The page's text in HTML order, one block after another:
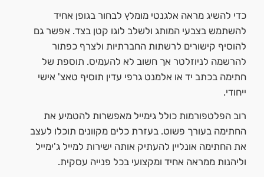
כדי להשיג מראה אלגנטי מומלץ לבחור בגופן אחיד
להשתמש בצבעי המותג ולשלב לוגו קטן בצד. אפשר גם
להוסיף קישורים לרשתות החברתיות ולצרף כפתור
להרשמה לניוזלטר אך חשוב לא להעמיס. תוספת של
חתימה בכתב יד או אלמנט גרפי עדין תוסיף טאצ' אישי
ייחודי.
רוב הפלטפורמות כולל גימייל מאפשרות להטמיע את
החתימה בעורך פשוט. בעזרת כלים מקוונים תוכלו לעצב
את החתימה אונליין להעתיק אותה ישירות למייל ג'ימייל
וליהנות ממראה אחיד ומקצועי בכל פנייה עסקית.